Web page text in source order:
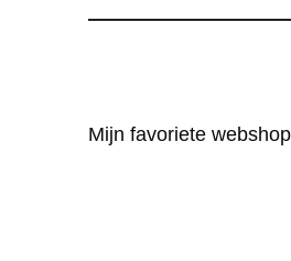
Mijn favoriete